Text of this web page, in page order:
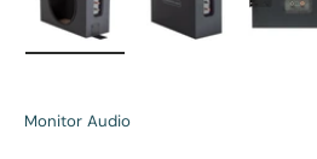
Monitor Audio